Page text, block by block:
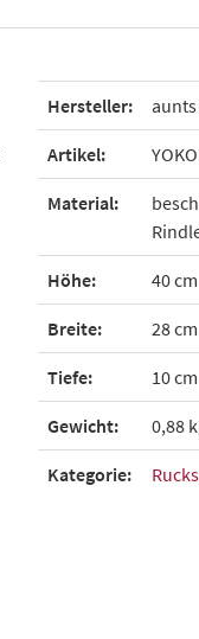
Hersteller:
Artikel:
Material:
Höhe: 40 cm
Breite: 28 cm
Tiefe: 10 cm
Gewicht: 0,88
Kategorie: